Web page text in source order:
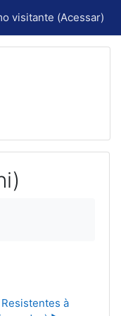
visitante (Acessar)
à